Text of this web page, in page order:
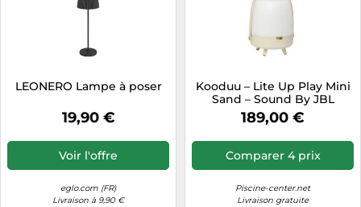
LEONERO Lampe à poser
19,90 €
Voir l'offre
eglo.com (FR)
Livraison à 9,90 €
Kooduu – Lite Up Play Mini
Sand – Sound By JBL
189,00 €
Comparer 4 prix
Piscine-center.net
Livraison gratuite